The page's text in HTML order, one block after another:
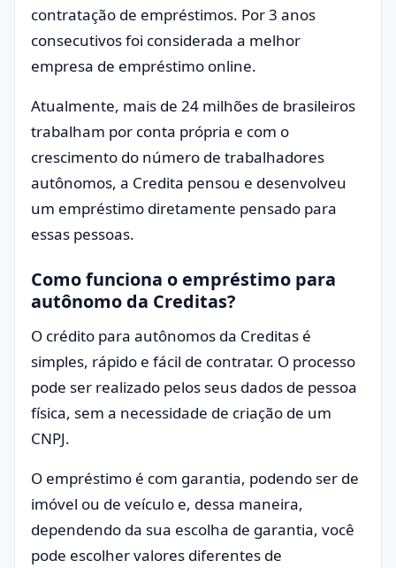
contratação de empréstimos. Por 3 anos
consecutivos foi considerada a melhor
empresa de empréstimo online.
Atualmente, mais de 24 milhões de brasileiros
trabalham por conta própria e com o
crescimento do número de trabalhadores
autônomos, a Credita pensou e desenvolveu
um empréstimo diretamente pensado para
essas pessoas.
Como funciona o empréstimo para
autônomo da Creditas?
O crédito para autônomos da Creditas é
simples, rápido e fácil de contratar. O processo
pode ser realizado pelos seus dados de pessoa
física, sem a necessidade de criação de um
CNPJ.
O empréstimo é com garantia, podendo ser de
imóvel ou de veículo e, dessa maneira,
dependendo da sua escolha de garantia, você
pode escolher valores diferentes de